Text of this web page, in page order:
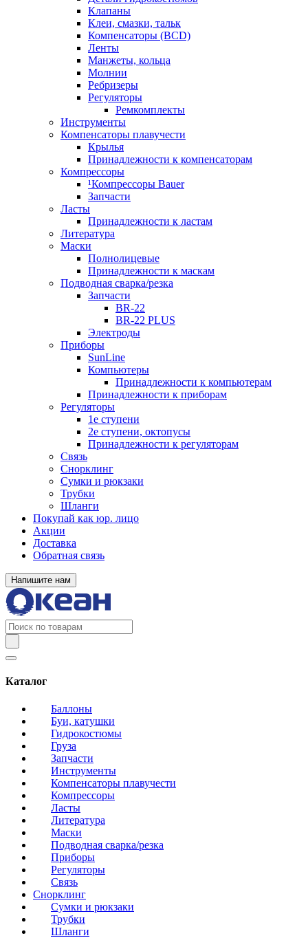
Клапаны
Клеи, смазки, тальк
Компенсаторы (BCD)
Ленты
Манжеты, кольца
Молнии
Ребризеры
Регуляторы
Ремкомплекты
Инструменты
Компенсаторы плавучести
Крылья
Принадлежности к компенсаторам
Компрессоры
¹Компрессоры Bauer
Запчасти
Ласты
Принадлежности к ластам
Литература
Маски
Полнолицевые
Принадлежности к маскам
Подводная сварка/резка
Запчасти
BR-22
BR-22 PLUS
Электроды
Приборы
SunLine
Компьютеры
Принадлежности к компьютерам
Принадлежности к приборам
Регуляторы
1е ступени
2е ступени, октопусы
Принадлежности к регуляторам
Связь
Снорклинг
Сумки и рюкзаки
Трубки
Шланги
Покупай как юр. лицо
Акции
Доставка
Обратная связь
Напишите нам
Каталог
Баллоны
Буи, катушки
Гидрокостюмы
Груза
Запчасти
Инструменты
Компенсаторы плавучести
Компрессоры
Ласты
Литература
Маски
Подводная сварка/резка
Приборы
Регуляторы
Связь
Снорклинг
Сумки и рюкзаки
Трубки
Шланги